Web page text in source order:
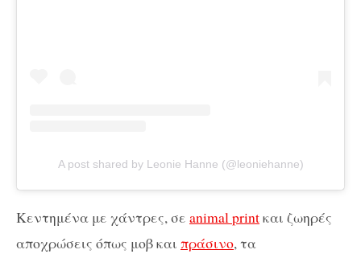
A post shared by Leonie Hanne (@leoniehanne)
Kεντημένα με χάντρες, σε animal printκαι ζωηρές
αποχρώσεις όπως μοβ και πράσινο, τα